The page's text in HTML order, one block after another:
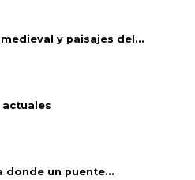
y paisajes del...
donde un puente...